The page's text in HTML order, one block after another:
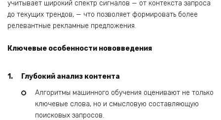
учитывает широкий спектр сигналов — от контекста запроса
до текущих трендов, — что позволяет формировать более
релевантные рекламные предложения.
Ключевые особенности нововведения
Глубокий анализ контента
Алгоритмы машинного обучения оценивают не только
ключевые слова, но и смысловую составляющую
поисковых запросов.